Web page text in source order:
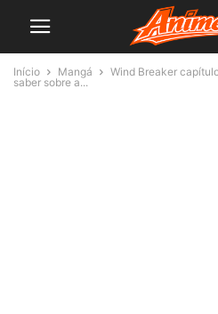
Início Mangá
Wind Breaker
saber sobre a...